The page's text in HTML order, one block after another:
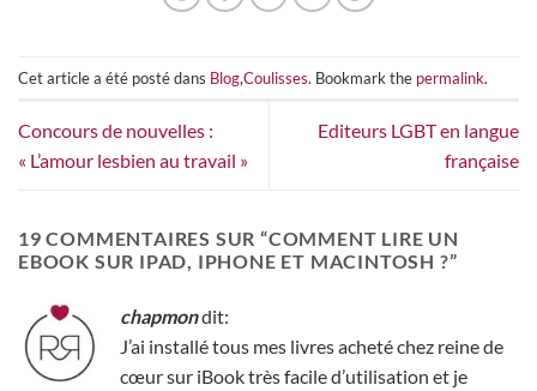
Cet article a été posté dans Blog,Coulisses. Bookmark the permalink.
Concours de nouvelles :
« L’amour lesbien au travail »
Editeurs LGBT en langue
française
19 COMMENTAIRES SUR “COMMENT LIRE UN
EBOOK SUR IPAD, IPHONE ET MACINTOSH ?”
chapmondit:
J’ai installé tous mes livres acheté chez reine de
cœur sur iBook très facile d’utilisation et je